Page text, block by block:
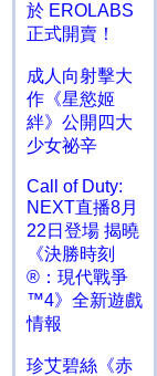
於 EROLABS
正式開賣！
成人向射擊大
作《星慾姬
絆》公開四大
少女祕辛
Call of Duty:
NEXT直播8月
22日登場 揭曉
《決勝時刻
®：現代戰爭
™4》全新遊戲
情報
珍艾碧絲《赤